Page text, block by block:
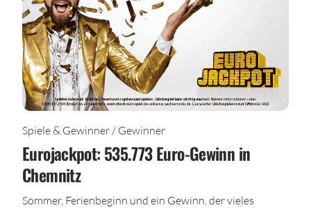
Spiele & Gewinner / Gewinner
Eurojackpot: 535.773 Euro-Gewinn in
Chemnitz
Sommer, Ferienbeginn und ein Gewinn, der vieles